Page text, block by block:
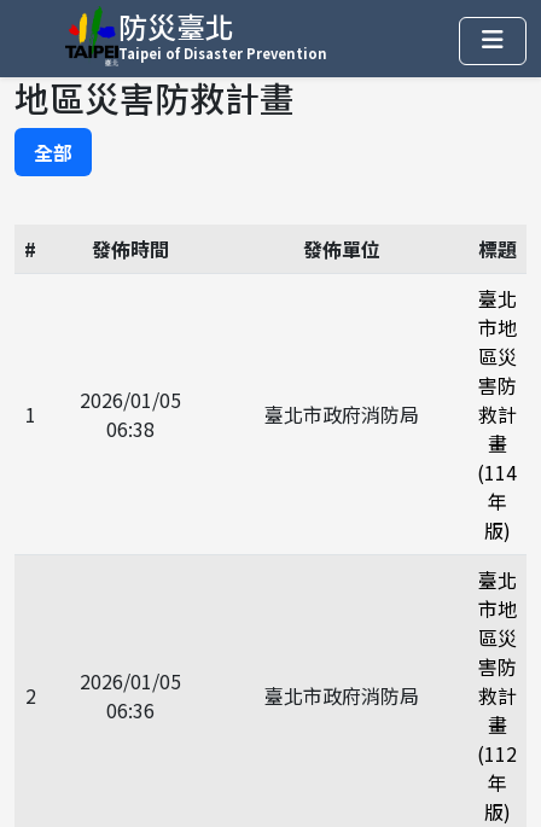
防災臺北
Taipei of Disaster Prevention
地區災害防救計畫
全部
# 發佈時間 發佈單位 標題
1
2026/01/05
06:38
臺北市政府消防局
臺北
市地
區災
害防
救計
畫
(114
年
版)
2
2026/01/05
06:36
臺北市政府消防局
臺北
市地
區災
害防
救計
畫
(112
年
版)